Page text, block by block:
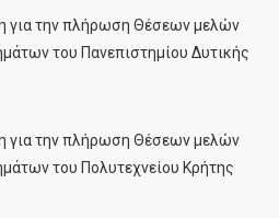
για την πλήρωση Θέσεων μελών
του Πανεπιστημίου Δυτικής
για την πλήρωση Θέσεων μελών
του Πολυτεχνείου Κρήτης